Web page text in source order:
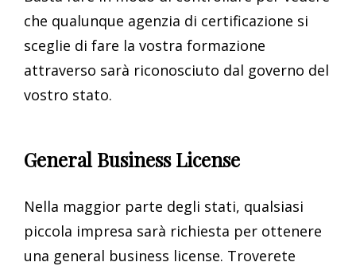
che qualunque agenzia di certificazione si
sceglie di fare la vostra formazione
attraverso sarà riconosciuto dal governo del
vostro stato.
General Business License
Nella maggior parte degli stati, qualsiasi
piccola impresa sarà richiesta per ottenere
una general business license. Troverete